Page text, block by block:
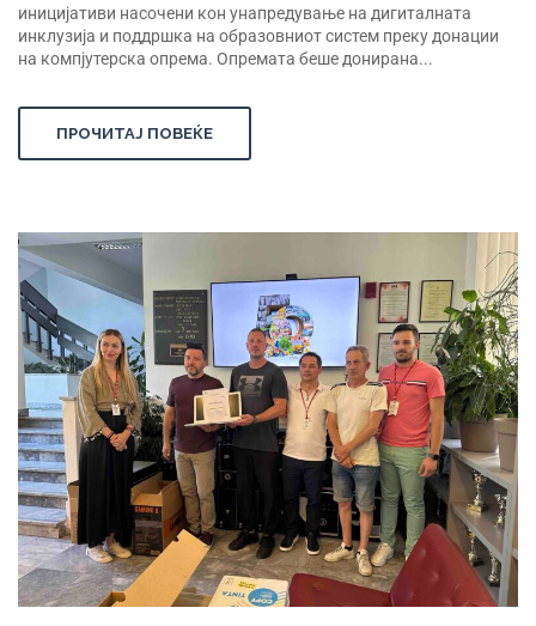
иницијативи насочени кон унапредување на дигиталната
инклузија и поддршка на образовниот систем преку донации
на компјутерска опрема. Опремата беше донирана...
ПРОЧИТАЈ ПОВЕЌЕ